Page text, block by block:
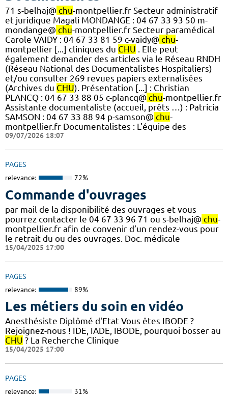
71 s-belhaj@ chu-montpellier.fr Secteur administratif
et juridique Magali MONDANGE : 04 67 33 93 50 m-
mondange@ chu-montpellier.fr Secteur paramédical
Carole VAIDY : 04 67 33 81 59 c-vaidy@ chu-
montpellier [...] cliniques du CHU . Elle peut
également demander des articles via le Réseau RNDH
(Réseau National des Documentalistes Hospitaliers)
et/ou consulter 269 revues papiers externalisées
(Archives du CHU). Présentation [...] : Christian
PLANCQ : 04 67 33 88 05 c-plancq@ chu-montpellier.fr
Assistante documentaliste (accueil, prêts …) : Patricia
SAMSON : 04 67 33 88 94 p-samson@ chu-
montpellier.fr Documentalistes : L’équipe des
09/07/2026 18:07
PAGES
relevance: 72%
Commande d'ouvrages
par mail de la disponibilité des ouvrages et vous
pourrez contacter le 04 67 33 96 71 ou s-belhaj@ chu-
montpellier.fr afin de convenir d’un rendez-vous pour
le retrait du ou des ouvrages. Doc. médicale
15/04/2025 17:00
PAGES
relevance: 89%
Les métiers du soin en vidéo
Anesthésiste Diplômé d'Etat Vous êtes IBODE ?
Rejoignez-nous ! IDE, IADE, IBODE, pourquoi bosser au
CHU ? La Recherche Clinique
15/04/2025 17:00
PAGES
relevance: 31%